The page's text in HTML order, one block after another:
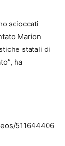
scioccati
Marion
statali di
ha
511644406